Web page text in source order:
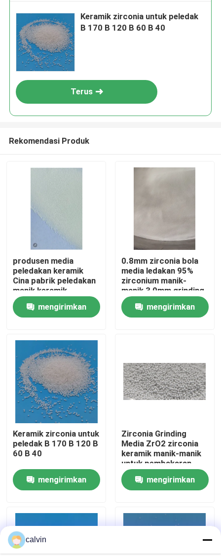
Rumah
Produk
Wisata pabrik
Kontrol kualitas
Hubungi kami
Media Peledakan Keramik
Abrasif Peledakan Keramik
Keramik zirconia untuk peledak
B 170 B 120 B 60 B 40
Terus
Rekomendasi Produk
produsen media
peledakan keramik
Cina pabrik peledakan
manik keramik
mengirimkan
0.8mm zirconia bola
media ledakan 95%
zirconium manik-
manik 3,0mm grinding
mengirimkan
Keramik zirconia untuk
peledak B 170 B 120 B
60 B 40
mengirimkan
Zirconia Grinding
Media ZrO2 zirconia
keramik manik-manik
untuk pembakaran
pasir pemasok
mengirimkan
calvin